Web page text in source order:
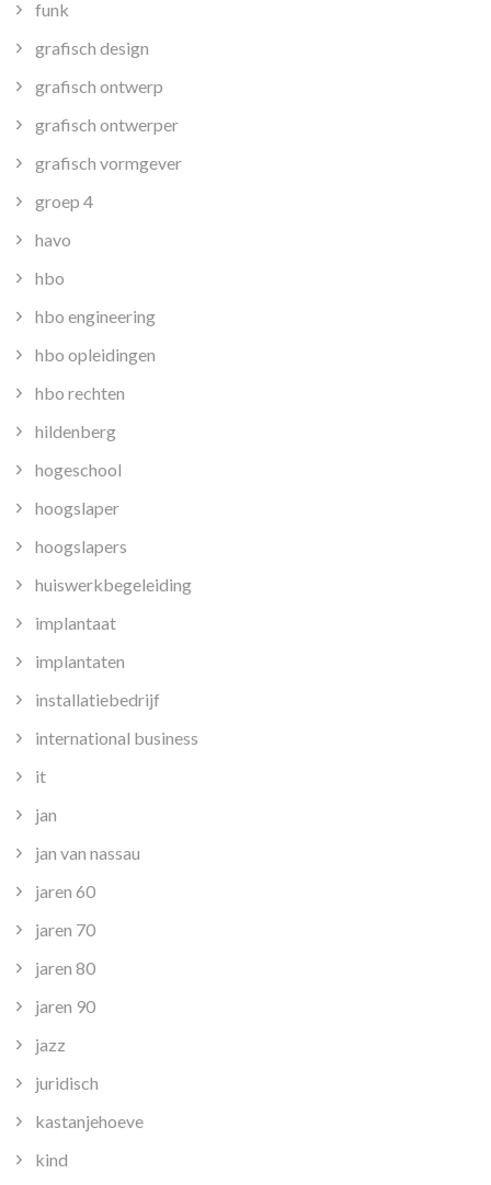
funk
grafisch design
grafisch ontwerp
grafisch ontwerper
grafisch vormgever
groep 4
havo
hbo
hbo engineering
hbo opleidingen
hbo rechten
hildenberg
hogeschool
hoogslaper
hoogslapers
huiswerkbegeleiding
implantaat
implantaten
installatiebedrijf
international business
it
jan
jan van nassau
jaren 60
jaren 70
jaren 80
jaren 90
jazz
juridisch
kastanjehoeve
kind